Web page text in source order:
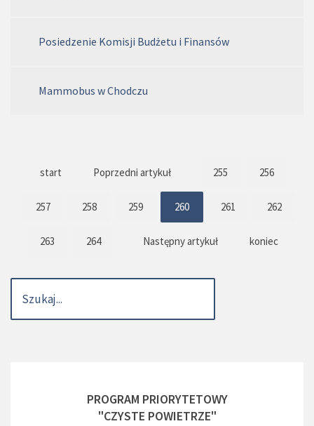
Posiedzenie Komisji Budżetu i Finansów
Mammobus w Chodczu
start Poprzedni artykuł 255 256
257 258 259 260 261 262
263 264 Następny artykuł koniec
PROGRAM PRIORYTETOWY
"CZYSTE POWIETRZE"